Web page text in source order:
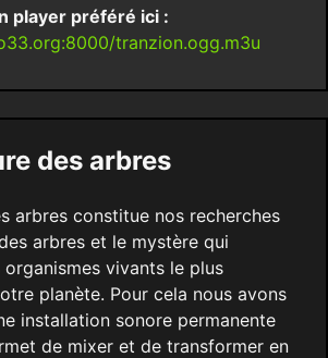
player préféré ici :
tranzion.ogg.m3u
des arbres
arbres constitue nos recherches
arbres et le mystère qui
vivants le plus
planète. Pour cela nous avons
installation sonore permanente
de mixer et de transformer en